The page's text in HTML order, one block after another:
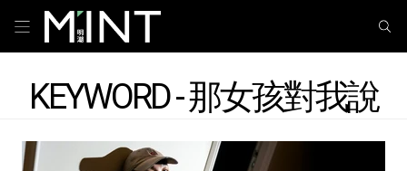
KEYWORD - 那女孩對我說